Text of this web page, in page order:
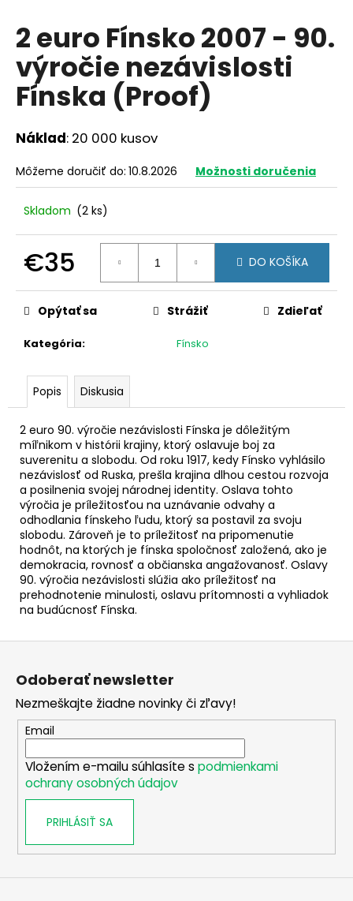
2 euro Fínsko 2007 - 90.
výročie nezávislosti
Fínska (Proof)
Náklad: 20 000 kusov
Môžeme doručiť do: 10.8.2026 Možnosti doručenia
Skladom (2 ks)
€35
cena:
DO KOŠÍKA
Kategória: Fínsko
Opýtať sa Strážiť Zdieľať
Popis Diskusia
2 euro 90. výročie nezávislosti Fínska je dôležitým
míľnikom v histórii krajiny, ktorý oslavuje boj za
suverenitu a slobodu. Od roku 1917, kedy Fínsko vyhlásilo
nezávislosť od Ruska, prešla krajina dlhou cestou rozvoja
a posilnenia svojej národnej identity. Oslava tohto
výročia je príležitosťou na uznávanie odvahy a
odhodlania fínskeho ľudu, ktorý sa postavil za svoju
slobodu. Zároveň je to príležitosť na pripomenutie
hodnôt, na ktorých je fínska spoločnosť založená, ako je
demokracia, rovnosť a občianska angažovanosť. Oslavy
90. výročia nezávislosti slúžia ako príležitosť na
prehodnotenie minulosti, oslavu prítomnosti a vyhliadok
na budúcnosť Fínska.
j
s
ť
?
O
d
p
o
ú
e
2
EURO
ÍRSKO
2026
-
PREDSEDNÍCTVO
RADE
EÚ
(UNC)
€3,50
Z
Odoberať newsletter
Nezmeškajte žiadne novinky či zľavy!
Email
Vložením e-mailu súhlasíte s podmienkami
ochrany osobných údajov
PRIHLÁSIŤ SA